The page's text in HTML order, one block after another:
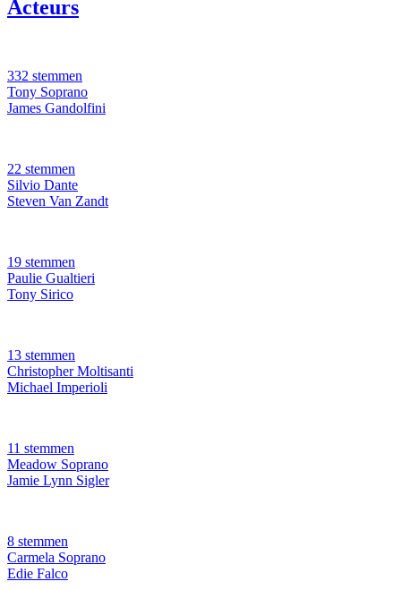
Acteurs
332 stemmen
Tony Soprano
James Gandolfini
22 stemmen
Silvio Dante
Steven Van Zandt
19 stemmen
Paulie Gualtieri
Tony Sirico
13 stemmen
Christopher Moltisanti
Michael Imperioli
11 stemmen
Meadow Soprano
Jamie Lynn Sigler
8 stemmen
Carmela Soprano
Edie Falco